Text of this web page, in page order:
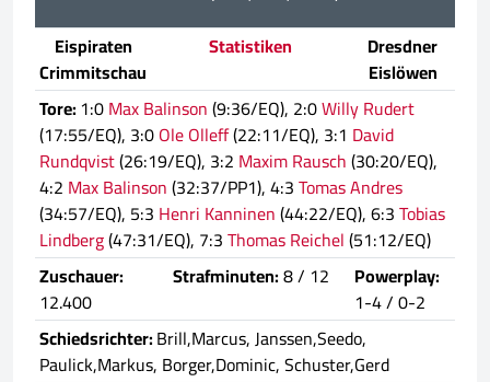
Eispiraten
Crimmitschau
Statistiken
Dresdner
Eislöwen
Tore:1:0Max Balinson(9:36/EQ), 2:0Willy Rudert
(17:55/EQ), 3:0Ole Olleff(22:11/EQ), 3:1 David
Rundqvist(26:19/EQ), 3:2 Maxim Rausch(30:20/EQ),
4:2 Max Balinson(32:37/PP1), 4:3Tomas Andres
(34:57/EQ), 5:3 Henri Kanninen(44:22/EQ), 6:3Tobias
Lindberg(47:31/EQ), 7:3Thomas Reichel(51:12/EQ)
Zuschauer:
12.400
Strafminuten:8 / 12
Powerplay:
1-4 / 0-2
Schiedsrichter:Brill,Marcus, Janssen,Seedo,
Paulick,Markus, Borger,Dominic, Schuster,Gerd